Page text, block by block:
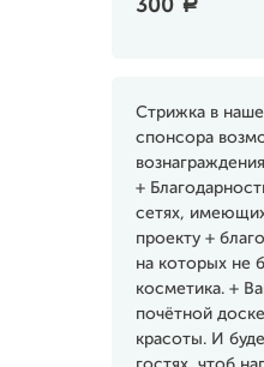
300 a
Стрижка в
спонсора
+
сетях,
проекту +
на которых не
косметика. +
почётной
красоты. И